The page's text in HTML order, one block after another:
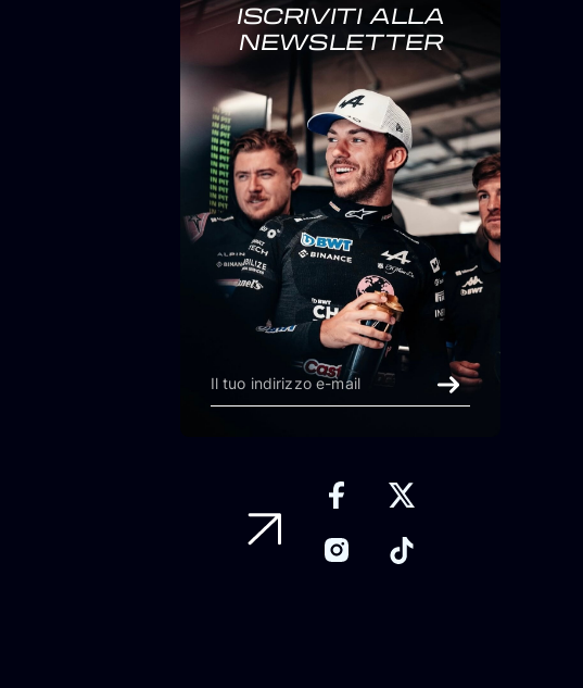
ISCRIVITI ALLA
NEWSLETTER